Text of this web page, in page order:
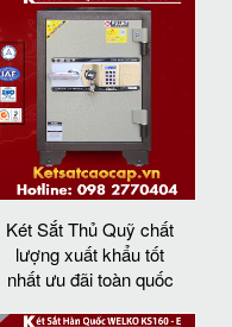
Két Sắt Thủ Quỹ chất
lượng xuất khẩu tốt
nhất ưu đãi toàn quốc